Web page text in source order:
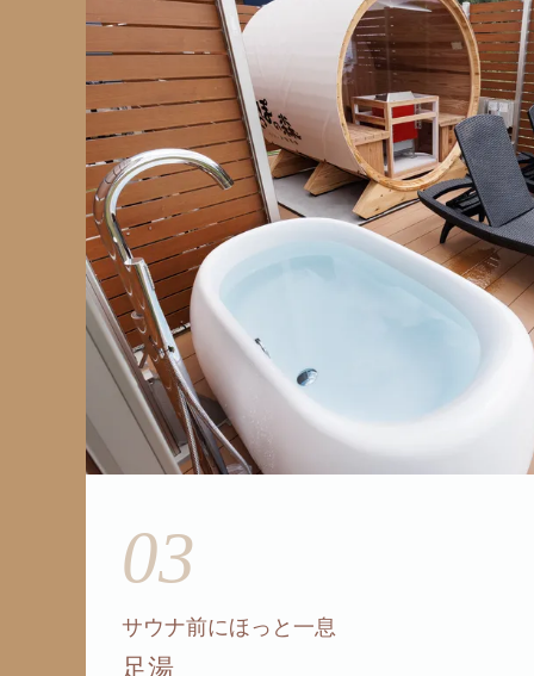
03
サウナ前にほっと一息
足湯